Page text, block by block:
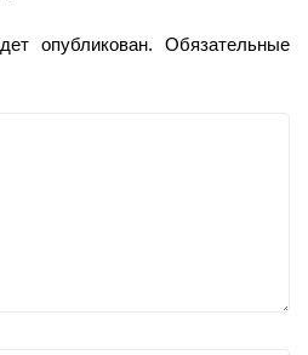
опубликован.
Обязательные